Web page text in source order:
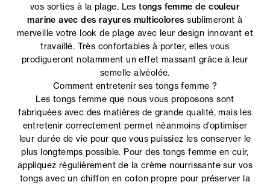
vos sorties à la plage. Lestongs femme de couleur
marine avec des rayures multicolores sublimeront à
merveille votre look de plage avec leur design innovant et
travaillé. Très confortables à porter, elles vous
prodigueront notamment un effet massant grâce à leur
semelle alvéolée.
Comment entretenir ses tongs femme ?
Les tongs femme que nous vous proposons sont
fabriquées avec des matières de grande qualité, mais les
entretenir correctement permet néanmoins d’optimiser
leur durée de vie pour que vous puissiez les conserver le
plus longtemps possible. Pour des tongs femme en cuir,
appliquez régulièrement de la crème nourrissante sur vos
tongs avec un chiffon en coton propre pour préserver la